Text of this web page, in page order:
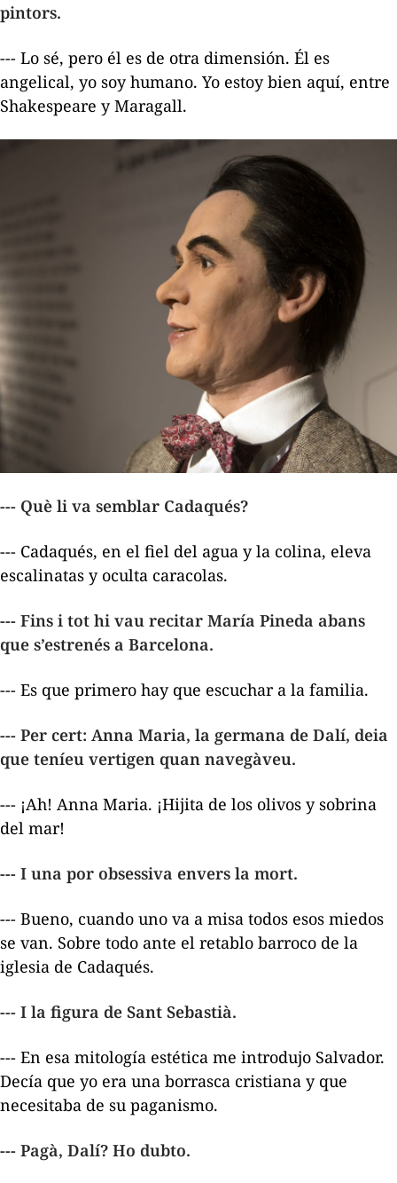
pintors.
--- Lo sé, pero él es de otra dimensión. Él es
angelical, yo soy humano. Yo estoy bien aquí, entre
Shakespeare y Maragall.
--- Què li va semblar Cadaqués?
--- Cadaqués, en el fiel del agua y la colina, eleva
escalinatas y oculta caracolas.
--- Fins i tot hi vau recitar María Pineda abans
que s’estrenés a Barcelona.
--- Es que primero hay que escuchar a la familia.
--- Per cert: Anna Maria, la germana de Dalí, deia
que teníeu vertigen quan navegàveu.
--- ¡Ah! Anna Maria. ¡Hijita de los olivos y sobrina
del mar!
--- I una por obsessiva envers la mort.
--- Bueno, cuando uno va a misa todos esos miedos
se van. Sobre todo ante el retablo barroco de la
iglesia de Cadaqués.
--- I la figura de Sant Sebastià.
--- En esa mitología estética me introdujo Salvador.
Decía que yo era una borrasca cristiana y que
necesitaba de su paganismo.
--- Pagà, Dalí? Ho dubto.